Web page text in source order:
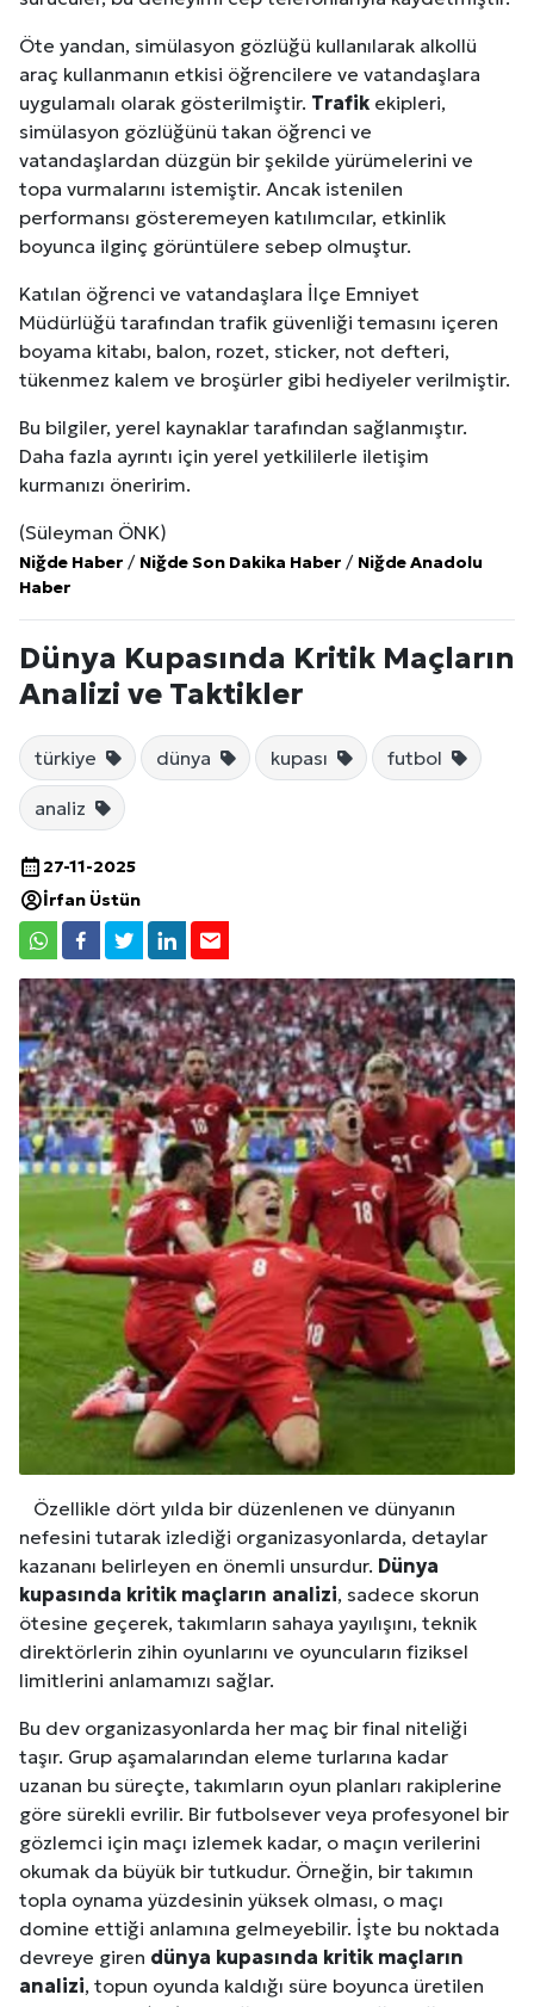
Öte yandan, simülasyon gözlüğü kullanılarak alkollü
araç kullanmanın etkisi öğrencilere ve vatandaşlara
uygulamalı olarak gösterilmiştir. Trafik ekipleri,
simülasyon gözlüğünü takan öğrenci ve
vatandaşlardan düzgün bir şekilde yürümelerini ve
topa vurmalarını istemiştir. Ancak istenilen
performansı gösteremeyen katılımcılar, etkinlik
boyunca ilginç görüntülere sebep olmuştur.
Katılan öğrenci ve vatandaşlara İlçe Emniyet
Müdürlüğü tarafından trafik güvenliği temasını içeren
boyama kitabı, balon, rozet, sticker, not defteri,
tükenmez kalem ve broşürler gibi hediyeler verilmiştir.
Bu bilgiler, yerel kaynaklar tarafından sağlanmıştır.
Daha fazla ayrıntı için yerel yetkililerle iletişim
kurmanızı öneririm.
(Süleyman ÖNK)
Niğde Haber / Niğde Son Dakika Haber / Niğde Anadolu
Haber
Dünya Kupasında Kritik Maçların
Analizi ve Taktikler
türkiye dünya kupası futbol
analiz
27-11-2025
İrfan Üstün
Özellikle dört yılda bir düzenlenen ve dünyanın
nefesini tutarak izlediği organizasyonlarda, detaylar
kazananı belirleyen en önemli unsurdur. Dünya
kupasında kritik maçların analizi, sadece skorun
ötesine geçerek, takımların sahaya yayılışını, teknik
direktörlerin zihin oyunlarını ve oyuncuların fiziksel
limitlerini anlamamızı sağlar.
Bu dev organizasyonlarda her maç bir final niteliği
taşır. Grup aşamalarından eleme turlarına kadar
uzanan bu süreçte, takımların oyun planları rakiplerine
göre sürekli evrilir. Bir futbolsever veya profesyonel bir
gözlemci için maçı izlemek kadar, o maçın verilerini
okumak da büyük bir tutkudur. Örneğin, bir takımın
topla oynama yüzdesinin yüksek olması, o maçı
domine ettiği anlamına gelmeyebilir. İşte bu noktada
devreye giren dünya kupasında kritik maçların
analizi, topun oyunda kaldığı süre boyunca üretilen